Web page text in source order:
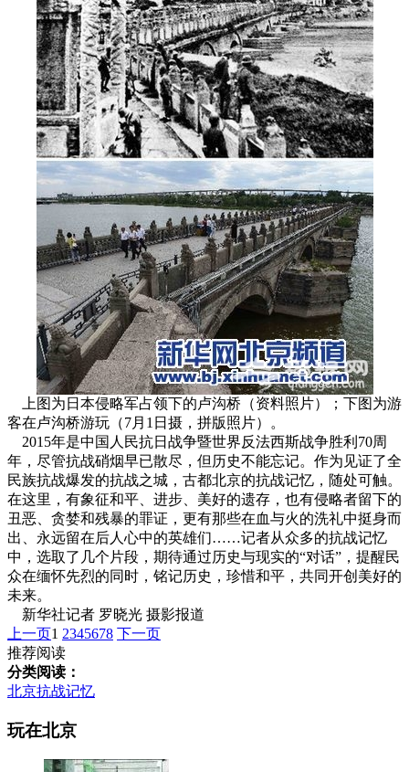
上图为日本侵略军占领下的卢沟桥（资料照片）；下图为游
客在卢沟桥游玩（7月1日摄，拼版照片）。
2015年是中国人民抗日战争暨世界反法西斯战争胜利70周
年，尽管抗战硝烟早已散尽，但历史不能忘记。作为见证了全
民族抗战爆发的抗战之城，古都北京的抗战记忆，随处可触。
在这里，有象征和平、进步、美好的遗存，也有侵略者留下的
丑恶、贪婪和残暴的罪证，更有那些在血与火的洗礼中挺身而
出、永远留在后人心中的英雄们……记者从众多的抗战记忆
中，选取了几个片段，期待通过历史与现实的“对话”，提醒民
众在缅怀先烈的同时，铭记历史，珍惜和平，共同开创美好的
未来。
新华社记者 罗晓光 摄影报道
上一页1 2345678 下一页
推荐阅读
分类阅读：
北京抗战记忆
玩在北京